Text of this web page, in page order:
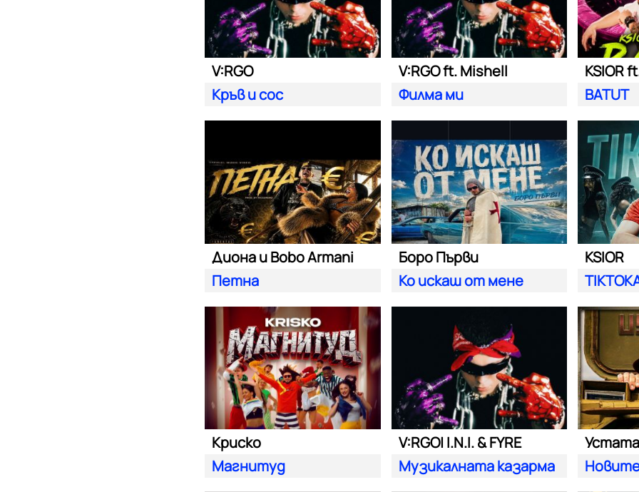
V:RGO
Кръв и сос
V:RGO ft. Mishell
Филма ми
KSIOR
BATUT
Диона и Bobo Armani
Петна
Боро Първи
Ко искаш от мене
KSIOR
Криско
Магнитуд
V:RGO| I.N.I. & FYRE
Музикалната казарма